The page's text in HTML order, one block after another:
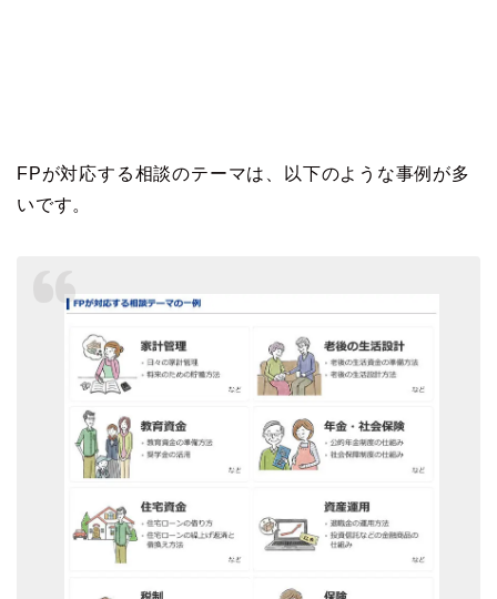
FPが対応する相談のテーマは、以下のような事例が多
いです。